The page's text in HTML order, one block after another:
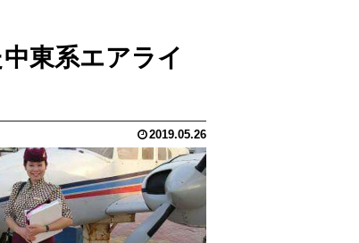
東系エアライ
2019.05.26